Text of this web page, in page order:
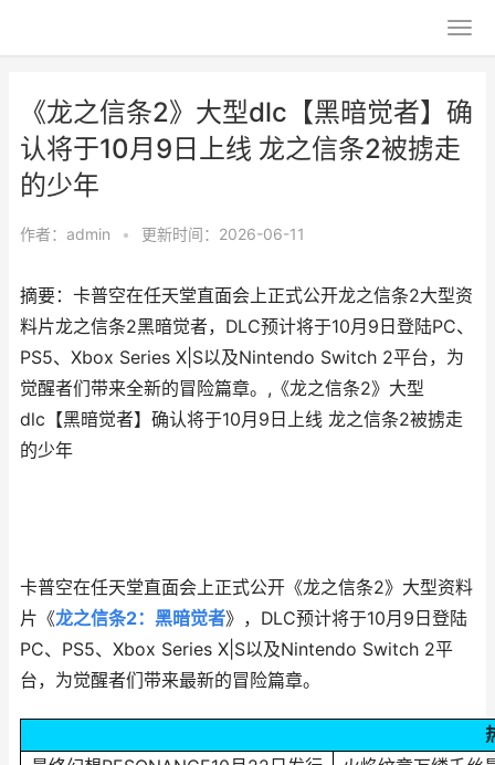
《龙之信条2》大型dlc【黑暗觉者】确
认将于10月9日上线 龙之信条2被掳走
的少年
作者： admin • 更新时间：2026-06-11
摘要：卡普空在任天堂直面会上正式公开龙之信条2大型资
料片龙之信条2黑暗觉者，DLC预计将于10月9日登陆PC、
PS5、Xbox Series X|S以及Nintendo Switch 2平台，为
觉醒者们带来全新的冒险篇章。,《龙之信条2》大型
dlc【黑暗觉者】确认将于10月9日上线 龙之信条2被掳走
的少年
卡普空在任天堂直面会上正式公开《龙之信条2》大型资料
片《龙之信条2：黑暗觉者》，DLC预计将于10月9日登陆
PC、PS5、Xbox Series X|S以及Nintendo Switch 2平
台，为觉醒者们带来最新的冒险篇章。